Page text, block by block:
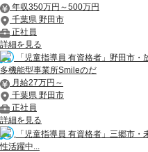
年収350万円～500万円
千葉県 野田市
正社員
詳細を見る
「児童指導員 有資格者」野田市
多機能型事業所Smileのだ
月給27万円～
千葉県 野田市
正社員
詳細を見る
「児童指導員 有資格者」三郷市
性活躍中...